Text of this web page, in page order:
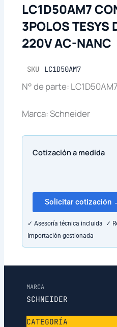
LC1D50AM7
3POLOS TESYS
220V AC-NANC
SKU LC1D50AM7
N° de parte: LC1D50AM7
Marca: Schneider
Cotización a medida
Solicitar cotización
✓ Asesoría técnica incluida ✓
Importación gestionada
MARCA
SCHNEIDER
CATEGORÍA